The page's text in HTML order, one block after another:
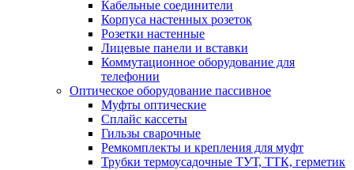
Кабельные соединители
Корпуса настенных розеток
Розетки настенные
Лицевые панели и вставки
Коммутационное оборудование для
телефонии
Оптическое оборудование пассивное
Муфты оптические
Сплайс кассеты
Гильзы сварочные
Ремкомплекты и крепления для муфт
Трубки термоусадочные ТУТ, ТТК, герметик